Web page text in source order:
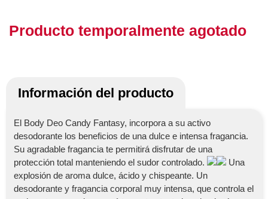
Producto temporalmente agotado
Información del producto
El Body Deo Candy Fantasy, incorpora a su activo
desodorante los beneficios de una dulce e intensa fragancia.
Su agradable fragancia te permitirá disfrutar de una
protección total manteniendo el sudor controlado.
Una
explosión de aroma dulce, ácido y chispeante. Un
desodorante y fragancia corporal muy intensa, que controla el